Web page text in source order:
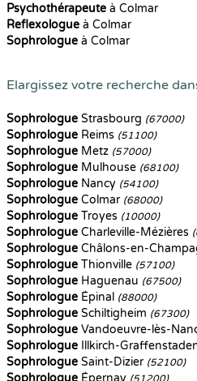
Psychothérapeute à Colmar
Reflexologue à Colmar
Sophrologue à Colmar
Elargissez votre recherche
Sophrologue Strasbourg (67000)
Sophrologue Reims (51100)
Sophrologue Metz (57000)
Sophrologue Mulhouse (68100)
Sophrologue Nancy (54100)
Sophrologue Colmar (68000)
Sophrologue Troyes (10000)
Sophrologue Charleville-Mézières
Sophrologue Châlons-en-
Sophrologue Thionville (57100)
Sophrologue Haguenau (67500)
Sophrologue Épinal (88000)
Sophrologue Schiltigheim (67300)
Sophrologue Vandoeuvre-lès-
Sophrologue Illkirch-
Sophrologue Saint-Dizier (52100)
Sophrologue Épernay (51200)